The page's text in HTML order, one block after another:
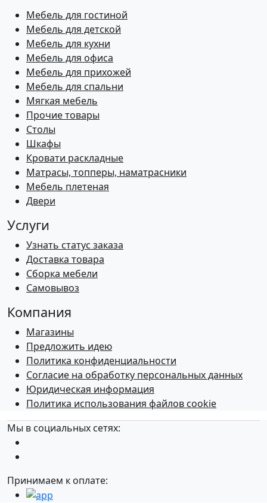
Мебель для гостиной
Мебель для детской
Мебель для кухни
Мебель для офиса
Мебель для прихожей
Мебель для спальни
Мягкая мебель
Прочие товары
Столы
Шкафы
Кровати раскладные
Матрасы, топперы, наматрасники
Мебель плетеная
Двери
Услуги
Узнать статус заказа
Доставка товара
Сборка мебели
Самовывоз
Компания
Магазины
Предложить идею
Политика конфиденциальности
Согласие на обработку персональных данных
Юридическая информация
Политика использования файлов cookie
Мы в социальных сетях:
Принимаем к оплате: